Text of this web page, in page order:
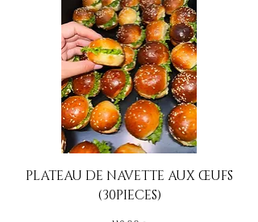
PLATEAU DE NAVETTE AUX ŒUFS
(30PIECES)